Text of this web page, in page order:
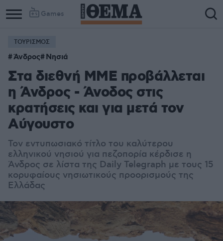
Games
ΤΟΥΡΙΣΜΟΣ
Άνδρος Νησιά
Στα διεθνή ΜΜΕ προβάλλεται
η Άνδρος - Άνοδος στις
κρατήσεις και για μετά τον
Αύγουστο
Τον εντυπωσιακό τίτλο του καλύτερου
ελληνικού νησιού για πεζοπορία κέρδισε η
Άνδρος σε λίστα της Daily Telegraph με τους 15
κορυφαίους νησιωτικούς προορισμούς της
Ελλάδας